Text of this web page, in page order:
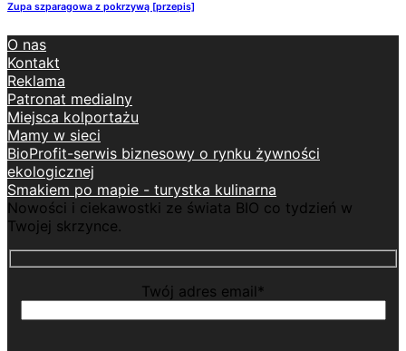
Zupa szparagowa z pokrzywą [przepis]
O nas
Kontakt
Reklama
Patronat medialny
Miejsca kolportażu
Mamy w sieci
BioProfit-serwis biznesowy o rynku żywności
ekologicznej
Smakiem po mapie - turystka kulinarna
Nowości i ciekawostki ze świata BIO co tydzień w
Twojej skrzynce.
Twój adres email*